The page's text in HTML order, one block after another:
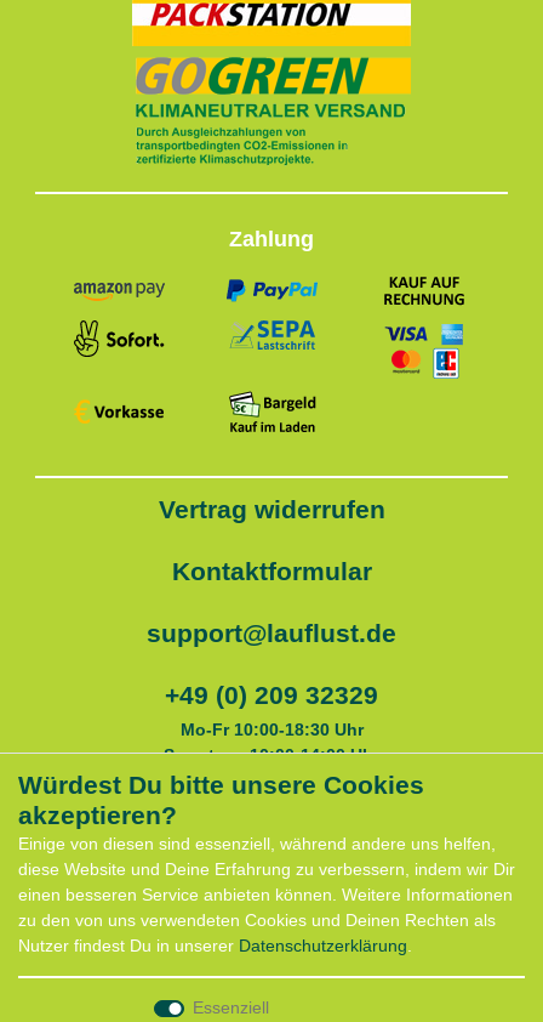
Zahlung
Vertrag widerrufen
Kontaktformular
support@lauflust.de
+49 (0) 209 32329
Mo-Fr 10:00-18:30 Uhr
Samstags 10:00-14:00 Uhr
Anfahrt
Kontaktformular
Termin für Hundeberatung
CaniX Seminare
Lauf Seminar
Laufen mit Lauflust
Würdest Du bitte unsere Cookies
akzeptieren?
Einige von diesen sind essenziell, während andere uns helfen,
diese Website und Deine Erfahrung zu verbessern, indem wir Dir
einen besseren Service anbieten können. Weitere Informationen
zu den von uns verwendeten Cookies und Deinen Rechten als
Nutzer findest Du in unserer Daten­schutz­erklärung
Essenziell